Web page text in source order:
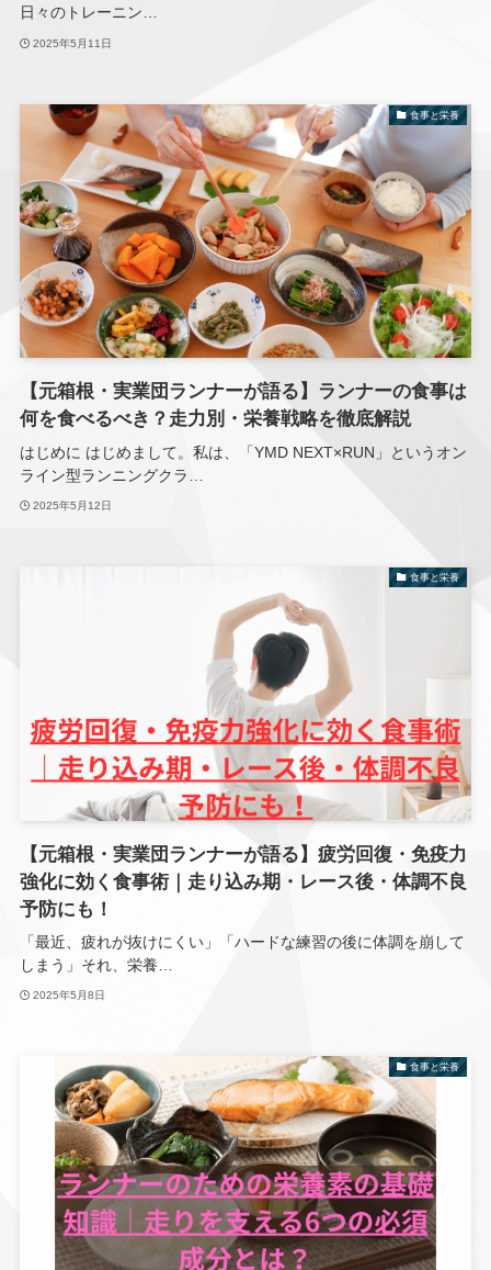
日々のトレーニン…
2025年5月11日
食事と栄養
【元箱根・実業団ランナーが語る】ランナーの食事は
何を食べるべき？走力別・栄養戦略を徹底解説
はじめに はじめまして。私は、「YMD NEXT×RUN」というオン
ライン型ランニングクラ…
2025年5月12日
食事と栄養
【元箱根・実業団ランナーが語る】疲労回復・免疫力
強化に効く食事術｜走り込み期・レース後・体調不良
予防にも！
「最近、疲れが抜けにくい」「ハードな練習の後に体調を崩して
しまう」それ、栄養…
2025年5月8日
食事と栄養